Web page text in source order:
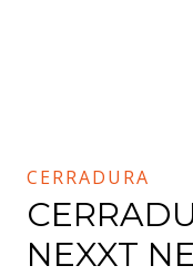
CERRADURA
NEXXT